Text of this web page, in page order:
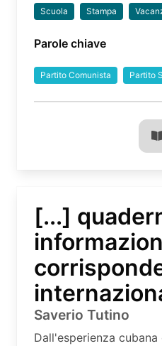
Scuola Stampa
Parole chiave
Partito Comunista Partito
[...]
Saverio Tutino
Dall'esperienza